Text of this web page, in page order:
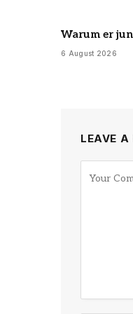
Warum er
6 August 2026
LEAVE A